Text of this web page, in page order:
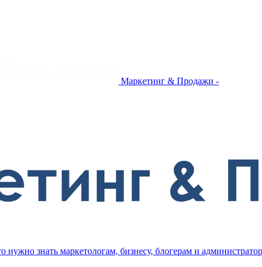
Маркетинг & Продажи -
знать маркетологам, бизнесу, блогерам и